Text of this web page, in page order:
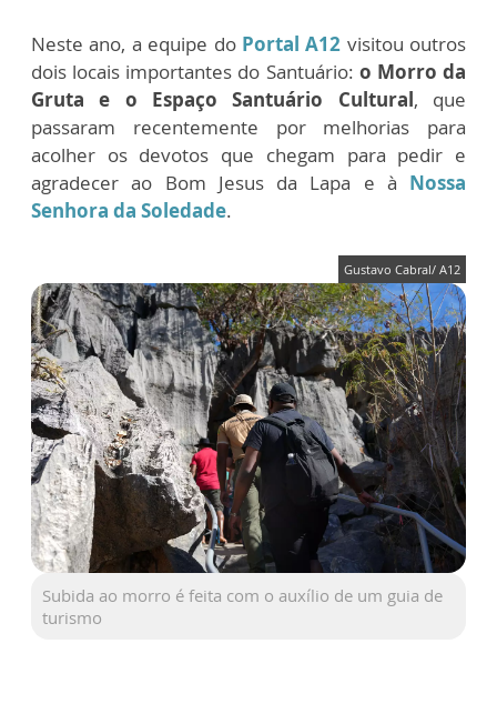
Neste ano, a equipe do Portal A12 visitou outros
dois locais importantes do Santuário: o Morro da
Gruta e o Espaço Santuário Cultural, que
passaram recentemente por melhorias para
acolher os devotos que chegam para pedir e
agradecer ao Bom Jesus da Lapa e à Nossa
Senhora da Soledade.
Gustavo Cabral/ A12
Subida ao morro é feita com o auxílio de um guia de
turismo